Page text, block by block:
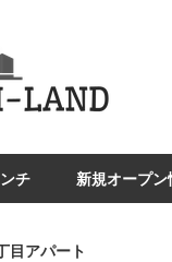
チ 新規オープン
目アパート